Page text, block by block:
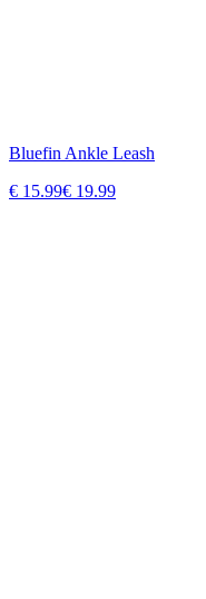
Bluefin Ankle Leash
€ 15.99€ 19.99